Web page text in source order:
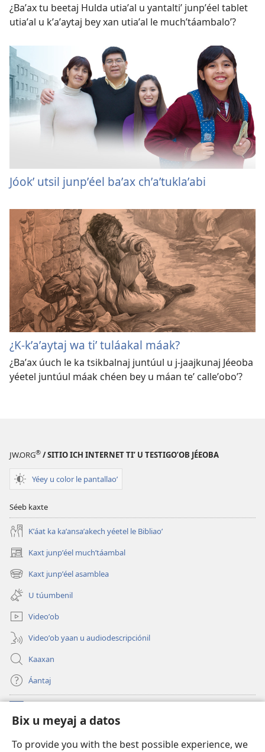
Bix u meyaj a datos
To provide you with the best possible experience, we
¿Baʼax tu beetaj Hulda utiaʼal u yantaltiʼ junpʼéel tablet
utiaʼal u kʼaʼaytaj bey xan utiaʼal le muchʼtáambaloʼ?
Jóokʼ utsil junpʼéel baʼax chʼaʼtuklaʼabi
¿K-kʼaʼaytaj wa tiʼ tuláakal máak?
¿Baʼax úuch le ka tsikbalnaj juntúul u j-jaajkunaj Jéeoba
yéetel juntúul máak chéen bey u máan teʼ calleʼoboʼ?
JW.ORG® / SITIO ICH INTERNET TIʼ U TESTIGOʼOB JÉEOBA
Yéey u color le pantallaoʼ
Séeb kaxte
Kʼáat ka kaʼansaʼakech yéetel le Bibliaoʼ
Kaxt junpʼéel muchʼtáambal
(opens
new
window)
Kaxt junpʼéel asamblea
(opens
new
window)
U túumbenil
Videoʼob
Videoʼob yaan u audiodescripciónil
Kaaxan
Áantaj
(opens
new
Biblioteca ich Internet tiʼ le Watchtoweroʼ™
(opens